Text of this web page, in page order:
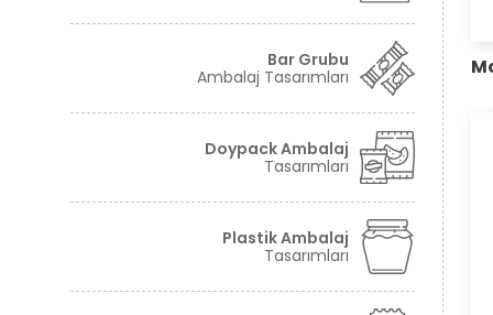
©2024 Granova'ya ait olup izinsiz kullanımı hukuki yaptırıma tabidir.
Bar Grubu
Ambalaj Tasarımları
Doypack Ambalaj
Tasarımları
Plastik Ambalaj
Tasarımları